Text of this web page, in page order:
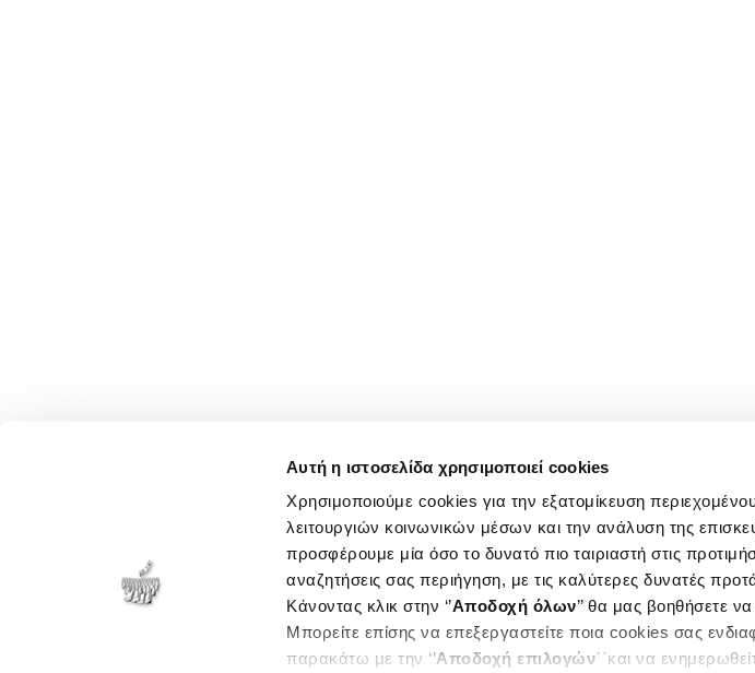
Αυτή η ιστοσελίδα χρησιμοποιεί cookies
Χρησιμοποιούμε cookies για την εξατομίκευση
λειτουργιών κοινωνικών μέσων και την ανάλυση της
προσφέρουμε μία όσο το δυνατό πιο ταιριαστή στις
αναζητήσεις σας περιήγηση, με τις καλύτερες δυνατές
Κάνοντας κλικ στην ‘’Αποδοχή όλων’’ θα μας βοηθήσετε
Μπορείτε επίσης να επεξεργαστείτε ποια cookies σας
παρακάτω με την ‘’Αποδοχή επιλογών΄΄και να